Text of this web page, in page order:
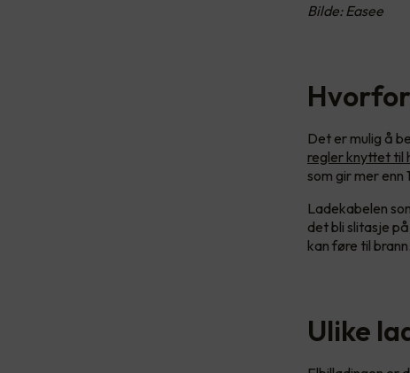
Bilde: Easee
Det er mulig å
regler knyttet til
som gir mer enn
Ladekabelen
det bli slitasje
kan føre til brann.
Ulike